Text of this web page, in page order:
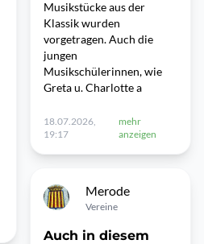
Musikstücke aus der
Klassik wurden
vorgetragen. Auch die
jungen
Musikschülerinnen, wie
Greta u. Charlotte a
18.07.2026,
19:17
mehr
anzeigen
Merode
Vereine
Auch in diesem